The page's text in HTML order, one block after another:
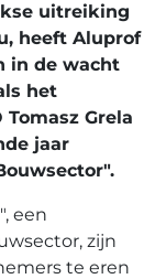
uitreiking
heeft Aluprof
in de wacht
het
Grela
jaar
een
zijn
te eren